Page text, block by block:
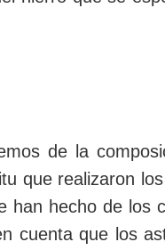
de la
que realizaron
han hecho de los
cuenta que los